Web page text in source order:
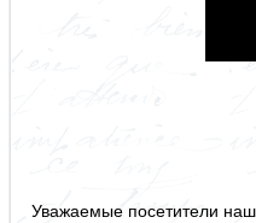
Уважаемые посетители